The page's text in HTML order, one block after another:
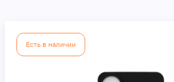
Есть в наличии